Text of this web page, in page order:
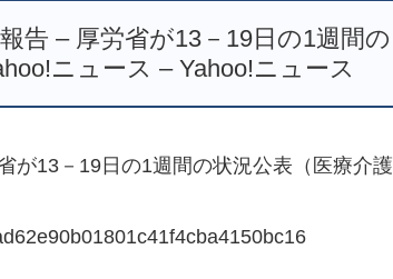
告 – 厚労省が13－19日の1週間の
ニュース – Yahoo!ニュース
が13－19日の1週間の状況公表（医療介護